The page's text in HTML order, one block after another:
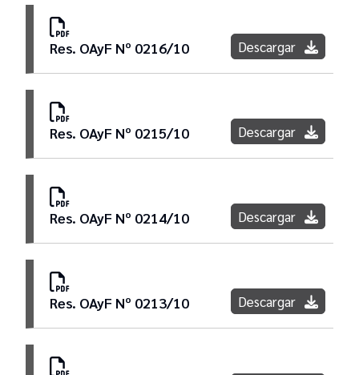
Res. OAyF Nº 0216/10 Descargar
Res. OAyF Nº 0215/10 Descargar
Res. OAyF Nº 0214/10 Descargar
Res. OAyF Nº 0213/10 Descargar